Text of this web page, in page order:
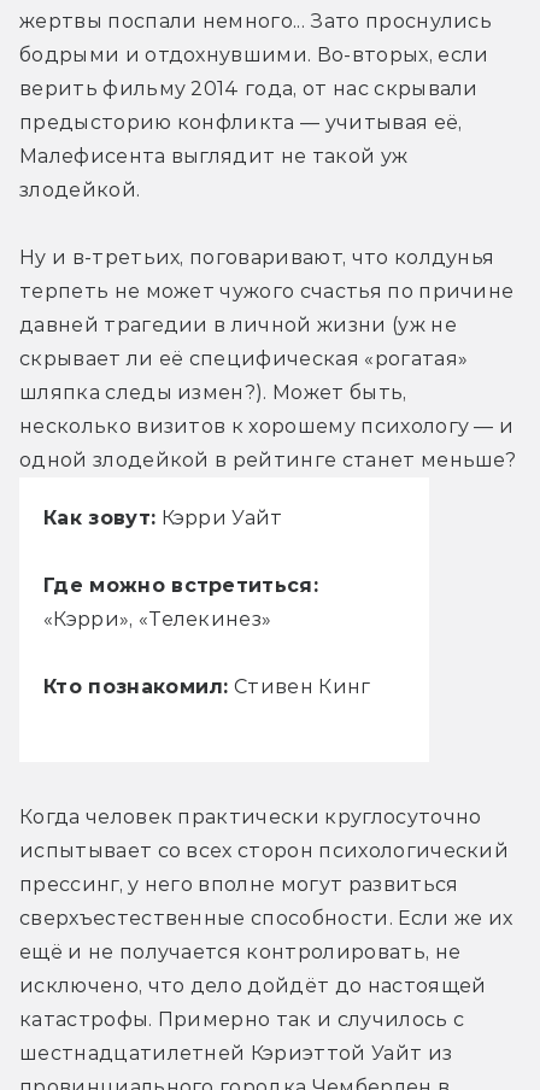
жертвы поспали немного... Зато проснулись
бодрыми и отдохнувшими. Во-вторых, если
верить фильму 2014 года, от нас скрывали
предысторию конфликта — учитывая её,
Малефисента выглядит не такой уж
злодейкой.
Ну и в-третьих, поговаривают, что колдунья
терпеть не может чужого счастья по причине
давней трагедии в личной жизни (уж не
скрывает ли её специфическая «рогатая»
шляпка следы измен?). Может быть,
несколько визитов к хорошему психологу — и
одной злодейкой в рейтинге станет меньше?
Как зовут: Кэрри Уайт
Где можно встретиться:
«Кэрри», «Телекинез»
Кто познакомил: Стивен Кинг
Когда человек практически круглосуточно
испытывает со всех сторон психологический
прессинг, у него вполне могут развиться
сверхъестественные способности. Если же их
ещё и не получается контролировать, не
исключено, что дело дойдёт до настоящей
катастрофы. Примерно так и случилось с
шестнадцатилетней Кэриэттой Уайт из